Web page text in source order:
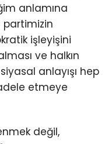
anlamına
partimizin
işleyişini
ve halkın
anlayışı hep
etmeye
değil,